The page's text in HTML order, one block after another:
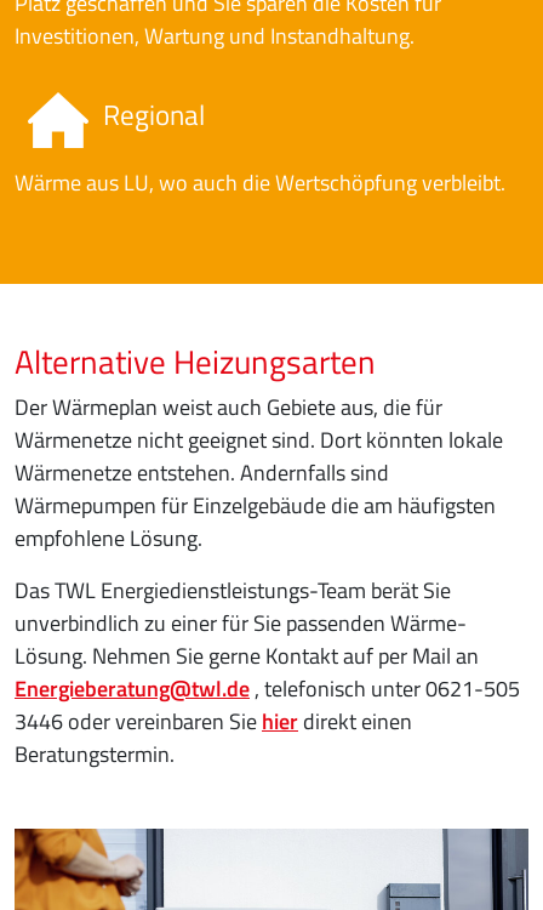
Investitionen, Wartung und Instandhaltung.
Regional
Wärme aus LU, wo auch die Wertschöpfung verbleibt.
Alternative Heizungsarten
Der Wärmeplan weist auch Gebiete aus, die für
Wärmenetze nicht geeignet sind. Dort könnten lokale
Wärmenetze entstehen. Andernfalls sind
Wärmepumpen für Einzelgebäude die am häufigsten
empfohlene Lösung.
Das TWL Energiedienstleistungs-Team berät Sie
unverbindlich zu einer für Sie passenden Wärme-
Lösung. Nehmen Sie gerne Kontakt auf per Mail an
Energieberatung@twl.de, telefonisch unter 0621-505
3446 oder vereinbaren Siehierdirekt einen
Beratungstermin.